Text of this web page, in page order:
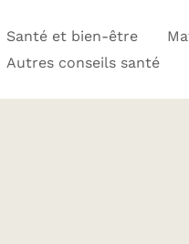
Santé et bien-être
Autres conseils santé